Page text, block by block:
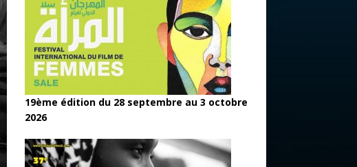
19ème édition du 28 septembre au 3 octobre
2026